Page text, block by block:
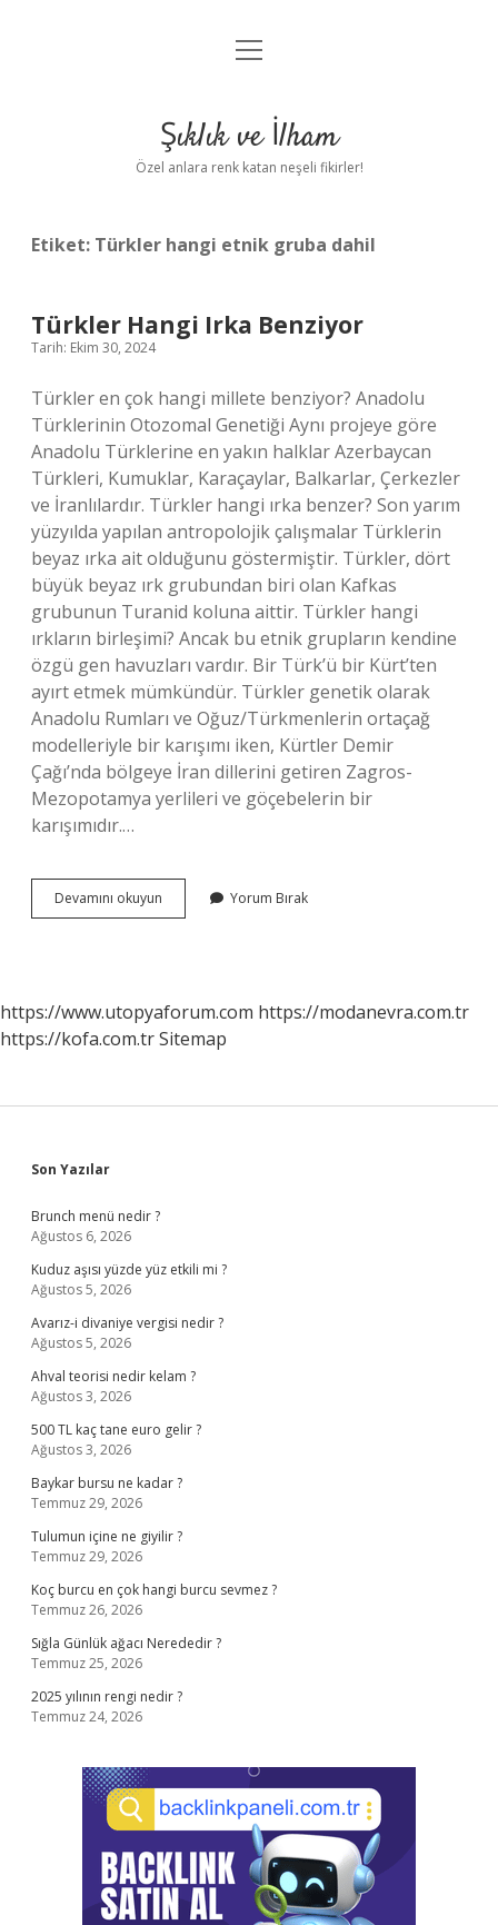
Anasayfa
Yasal Uyarı
menüyü
Şıklık ve İlham
Özel anlara renk katan neşeli fikirler!
Etiket: Türkler hangi etnik gruba dahil
Türkler Hangi Irka Benziyor
Tarih: Ekim 30, 2024
Türkler en çok hangi millete benziyor? Anadolu
Türklerinin Otozomal Genetiği Aynı projeye göre
Anadolu Türklerine en yakın halklar Azerbaycan
Türkleri, Kumuklar, Karaçaylar, Balkarlar, Çerkezler
ve İranlılardır. Türkler hangi ırka benzer? Son yarım
yüzyılda yapılan antropolojik çalışmalar Türklerin
beyaz ırka ait olduğunu göstermiştir. Türkler, dört
büyük beyaz ırk grubundan biri olan Kafkas
grubunun Turanid koluna aittir. Türkler hangi
ırkların birleşimi? Ancak bu etnik grupların kendine
özgü gen havuzları vardır. Bir Türk’ü bir Kürt’ten
ayırt etmek mümkündür. Türkler genetik olarak
Anadolu Rumları ve Oğuz/Türkmenlerin ortaçağ
modelleriyle bir karışımı iken, Kürtler Demir
Çağı’nda bölgeye İran dillerini getiren Zagros-
Mezopotamya yerlileri ve göçebelerin bir
karışımıdır.…
Devamını okuyun
Hangi
Yorum Bırak
https://www.utopyaforum.com https://modanevra.com.tr
https://kofa.com.trSitemap
Sidebar
Son Yazılar
Brunch menü nedir ?
Ağustos 6, 2026
Kuduz aşısı yüzde yüz etkili mi ?
Ağustos 5, 2026
Avarız-i divaniye vergisi nedir ?
Ağustos 5, 2026
Ahval teorisi nedir kelam ?
Ağustos 3, 2026
500 TL kaç tane euro gelir ?
Ağustos 3, 2026
Baykar bursu ne kadar ?
Temmuz 29, 2026
Tulumun içine ne giyilir ?
Temmuz 29, 2026
Koç burcu en çok hangi burcu sevmez ?
Temmuz 26, 2026
Sığla Günlük ağacı Nerededir ?
Temmuz 25, 2026
2025 yılının rengi nedir ?
Temmuz 24, 2026